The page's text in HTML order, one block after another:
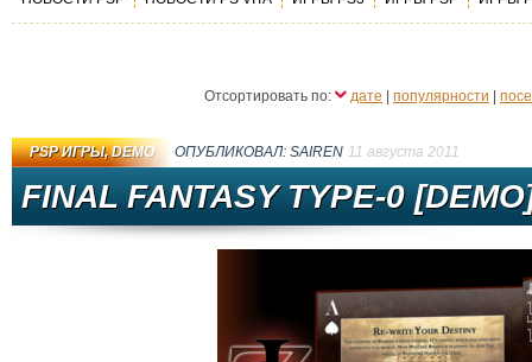
Отсортировать по: дате популярности
PSP ИГРЫ,DEMO ОПУБЛИКОВАЛ: SAIREN 11 августа 2011
FINAL FANTASY TYPE-0